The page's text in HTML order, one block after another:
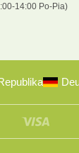
14:00 Po-Pia)